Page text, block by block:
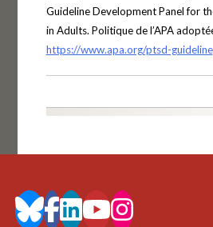
Guideline Development Panel for
in Adults. Politique de l’APA
https://www.apa.org/ptsd-guideline